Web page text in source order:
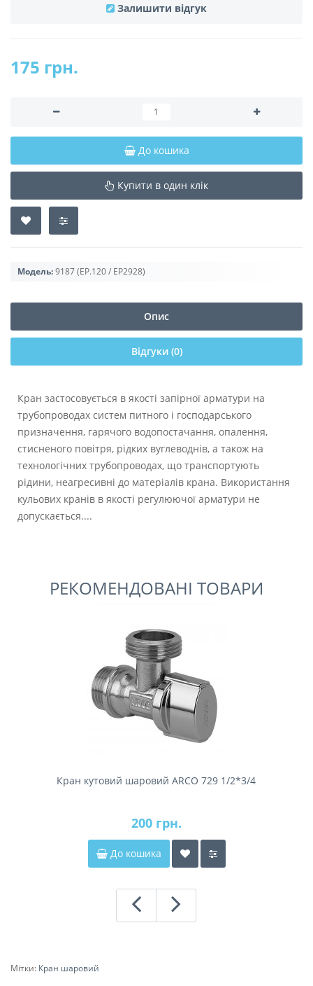
Залишити відгук
175 грн.
До кошика
Купити в один клік
Модель:9187 (EP.120 / EP2928)
Опис
Відгуки (0)
Кран застосовується в якості запірної арматури на
трубопроводах систем питного і господарського
призначення, гарячого водопостачання, опалення,
стисненого повітря, рідких вуглеводнів, а також на
технологічних трубопроводах, що транспортують
рідини, неагресивні до матеріалів крана. Використання
кульових кранів в якості регулюючої арматури не
допускається....
РЕКОМЕНДОВАНІ ТОВАРИ
Кран кутовий шаровий ARCO 729 1/2*3/4
200 грн.
До кошика
Мітки: Кран шаровий